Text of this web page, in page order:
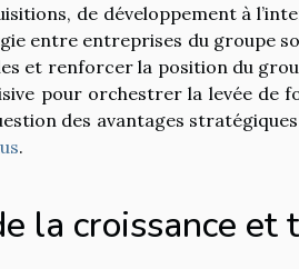
de développement à
entre entreprises du groupe
et renforcer la position du
pour orchestrer la levée de
des avantages stratégiques
.
la croissance et